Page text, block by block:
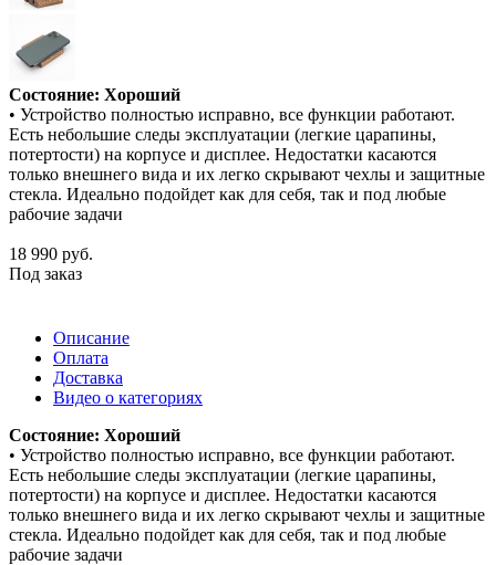
Состояние: Хороший
• Устройство полностью исправно, все функции работают.
Есть небольшие следы эксплуатации (легкие царапины,
потертости) на корпусе и дисплее. Недостатки касаются
только внешнего вида и их легко скрывают чехлы и защитные
стекла. Идеально подойдет как для себя, так и под любые
рабочие задачи
18 990 руб.
Под заказ
Описание
Оплата
Доставка
Видео о категориях
Состояние: Хороший
• Устройство полностью исправно, все функции работают.
Есть небольшие следы эксплуатации (легкие царапины,
потертости) на корпусе и дисплее. Недостатки касаются
только внешнего вида и их легко скрывают чехлы и защитные
стекла. Идеально подойдет как для себя, так и под любые
рабочие задачи